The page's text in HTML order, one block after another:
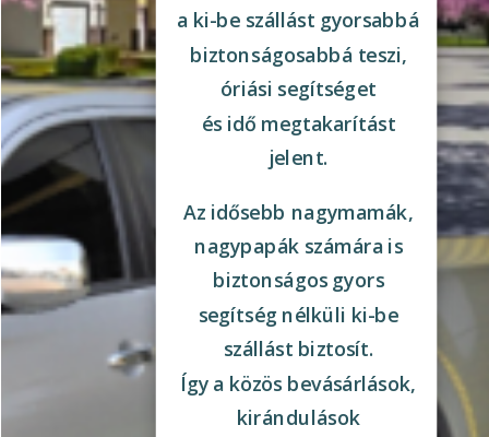
a ki-be szállást gyorsabbá
biztonságosabbá teszi,
óriási segítséget
és idő megtakarítást
jelent.
Az idősebb nagymamák,
nagypapák számára is
biztonságos gyors
segítség nélküli ki-be
szállást biztosít.
Így a közös bevásárlások,
kirándulások